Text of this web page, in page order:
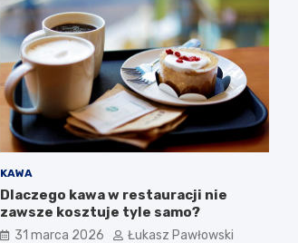
KAWA
Dlaczego kawa w restauracji nie
zawsze kosztuje tyle samo?
31 marca 2026 Łukasz Pawłowski